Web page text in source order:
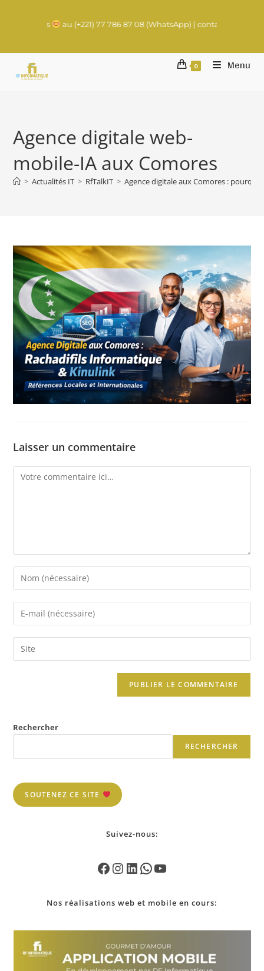
au (+221) 77 786 87 08 (WhatsApp) | contact@rachadifils.com
0 Menu
Agence digitale web-
mobile-IA aux Comores
> Actualités IT > RfTalkIT > Agence digitale aux Comores :
Laisser un commentaire
Rechercher
RECHERCHER
SOUTENEZ CE SITE
Suivez-nous:
Nos réalisations web et mobile en cours: